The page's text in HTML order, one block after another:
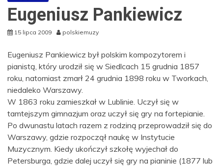
Eugeniusz Pankiewicz
15 lipca 2009 polskiemuzy
Eugeniusz Pankiewicz był polskim kompozytorem i
pianistą, który urodził się w Siedlcach 15 grudnia 1857
roku, natomiast zmarł 24 grudnia 1898 roku w Tworkach,
niedaleko Warszawy.
W 1863 roku zamieszkał w Lublinie. Uczył się w
tamtejszym gimnazjum oraz uczył się gry na fortepianie.
Po dwunastu latach razem z rodziną przeprowadził się do
Warszawy, gdzie rozpoczął naukę w Instytucie
Muzycznym. Kiedy ukończył szkołę wyjechał do
Petersburga, gdzie dalej uczył się gry na pianinie (1877 lub